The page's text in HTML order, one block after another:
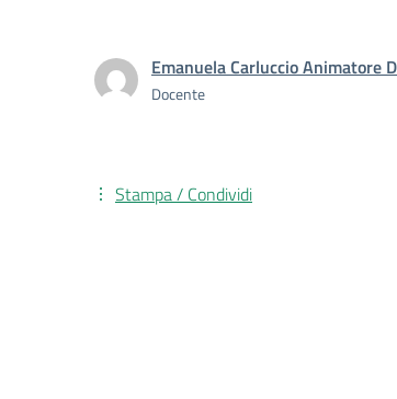
Emanuela Carluccio Animatore
Docente
Stampa / Condividi